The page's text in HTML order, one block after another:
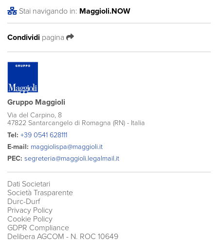
Stai navigando in: Maggioli.NOW
Condividi pagina
Gruppo Maggioli
Via del Carpino, 8
47822 Santarcangelo di Romagna (RN) - Italia
Tel: +39 0541 628111
E-mail: maggiolispa@maggioli.it
PEC: segreteria@maggioli.legalmail.it
Dati Societari
Società Trasparente
Durc-Durf
Privacy Policy
Cookie Policy
GDPR Compliance
Delibera AGCOM - N. ROC 10649